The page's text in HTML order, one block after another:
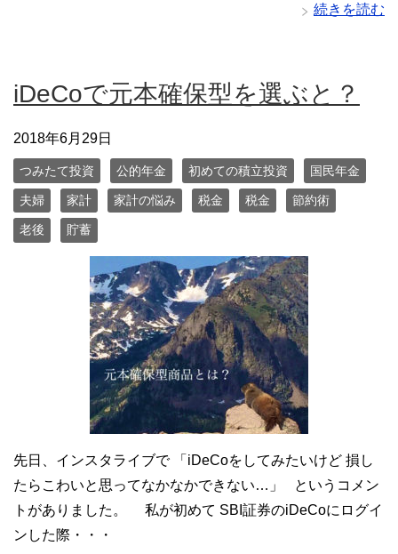
続きを読む
iDeCoで元本確保型を選ぶと？
2018年6月29日
つみたて投資 公的年金 初めての積立投資 国民年金
夫婦 家計 家計の悩み 税金 税金 節約術
老後 貯蓄
先日、インスタライブで 「iDeCoをしてみたいけど 損し
たらこわいと思ってなかなかできない…」 というコメン
トがありました。 私が初めて SBI証券のiDeCoにログイ
ンした際・・・